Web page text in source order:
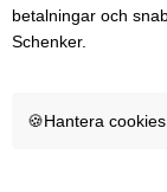
betalningar och
Schenker.
🍪Hantera cookies